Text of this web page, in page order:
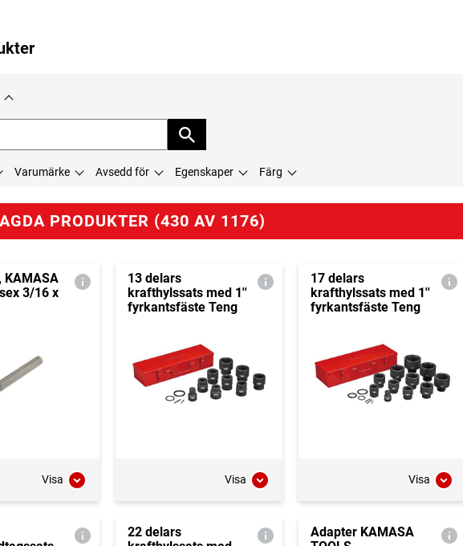
Varumärke Avsedd för Egenskaper Färg
PRODUKTER (430 AV 1176)
KAMASA
3/16 x
Visa
13 delars
krafthylssats med 1''
fyrkantsfäste Teng
Visa
17 delars
krafthylssats med 1''
fyrkantsfäste Teng
Visa
22 delars
Adapter KAMASA